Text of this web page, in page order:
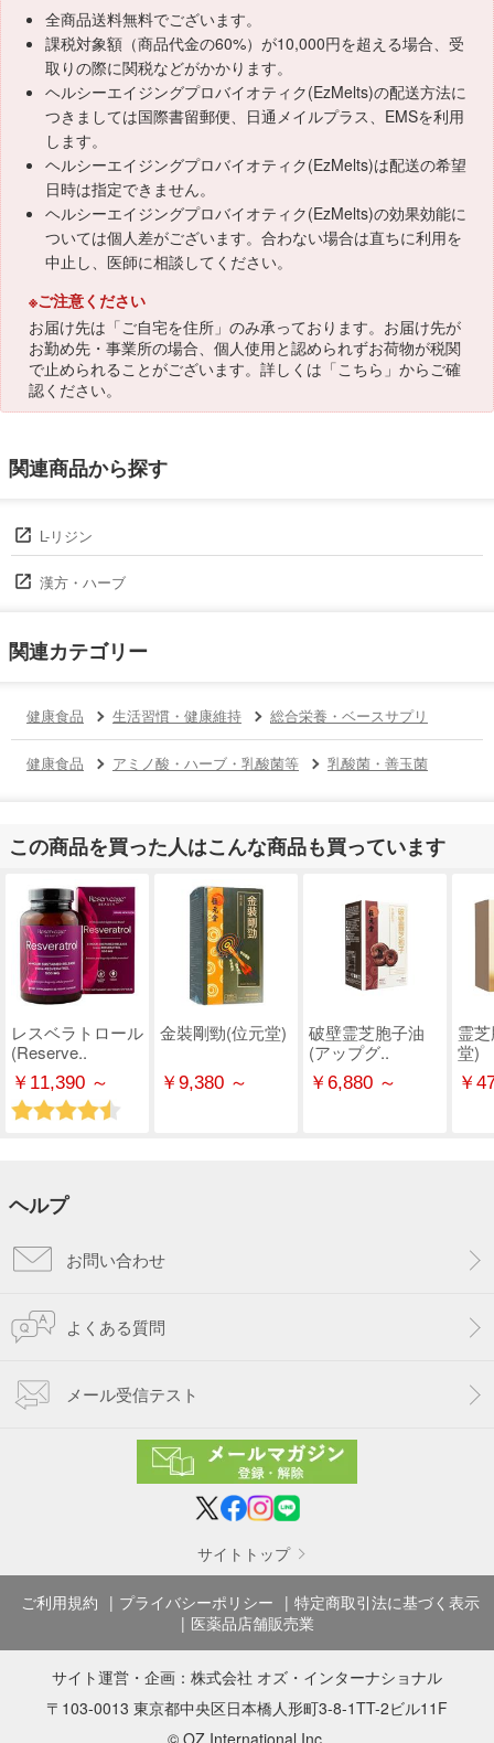
全商品送料無料でございます。
課税対象額（商品代金の60%）が10,000円を超える場合、受
取りの際に関税などがかかります。
ヘルシーエイジングプロバイオティク(EzMelts)の配送方法に
つきましては国際書留郵便、日通メイルプラス、EMSを利用
します。
ヘルシーエイジングプロバイオティク(EzMelts)は配送の希望
日時は指定できません。
ヘルシーエイジングプロバイオティク(EzMelts)の効果効能に
ついては個人差がございます。合わない場合は直ちに利用を
中止し、医師に相談してください。
※ご注意ください
お届け先は「ご自宅を住所」のみ承っております。お届け先が
お勤め先・事業所の場合、個人使用と認められずお荷物が税関
で止められることがございます。詳しくは「こちら 」からご確
認ください。
関連商品から探す
L-リジン
漢方・ハーブ
関連カテゴリー
健康食品 生活習慣・健康維持 総合栄養・ベースサプリ
健康食品 アミノ酸・ハーブ・乳酸菌等 乳酸菌・善玉菌
この商品を買った人はこんな商品も買っています
レスベラトロール
(Reserve..
￥11,390 ～
金裝剛勁(位元堂)
￥9,380 ～
破壁霊芝胞子油
(アップグ..
￥6,880 ～
霊
堂
￥
ヘルプ
お問い合わせ
よくある質問
メール受信テスト
サイトトップ
ご利用規約 プライバシーポリシー
特定商取引法に基づく表示
医薬品店舗販売業
サイト運営・企画： 株式会社 オズ・インターナショナル
〒103-0013 東京都中央区日本橋人形町3-8-1TT-2ビル11F
© OZ International Inc.